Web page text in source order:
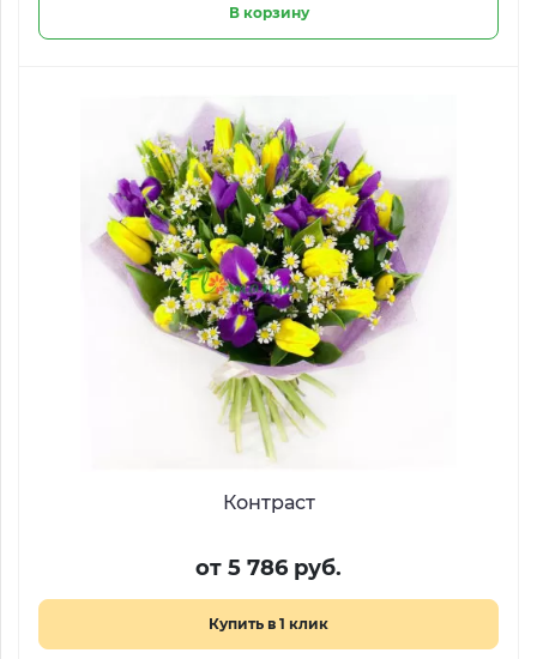
В корзину
Контраст
от 5 786 руб.
Купить в 1 клик